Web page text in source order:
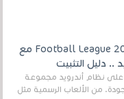
حمل نسخة لعبة Football League 2026 مع
.. دليل التثبيت
على نظام أندرويد مجموعة
من الألعاب الرسمية مثل